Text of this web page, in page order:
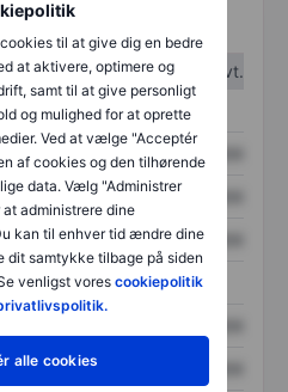
til at give dig en bedre
at aktivere, optimere og
samt til at give personligt
og mulighed for at oprette
Ved at vælge "Acceptér
af cookies og den tilhørende
data. Vælg "Administrer
administrere dine
kan til enhver tid ændre dine
samtykke tilbage på siden
venligst vores cookiepolitik
alle cookies
1. kvt.
2. kvt.
XXXXXXX XXXXXXX
XXXXXXX XXXXXXX
XXXXXXX XXXXXXX
XXXXXXX